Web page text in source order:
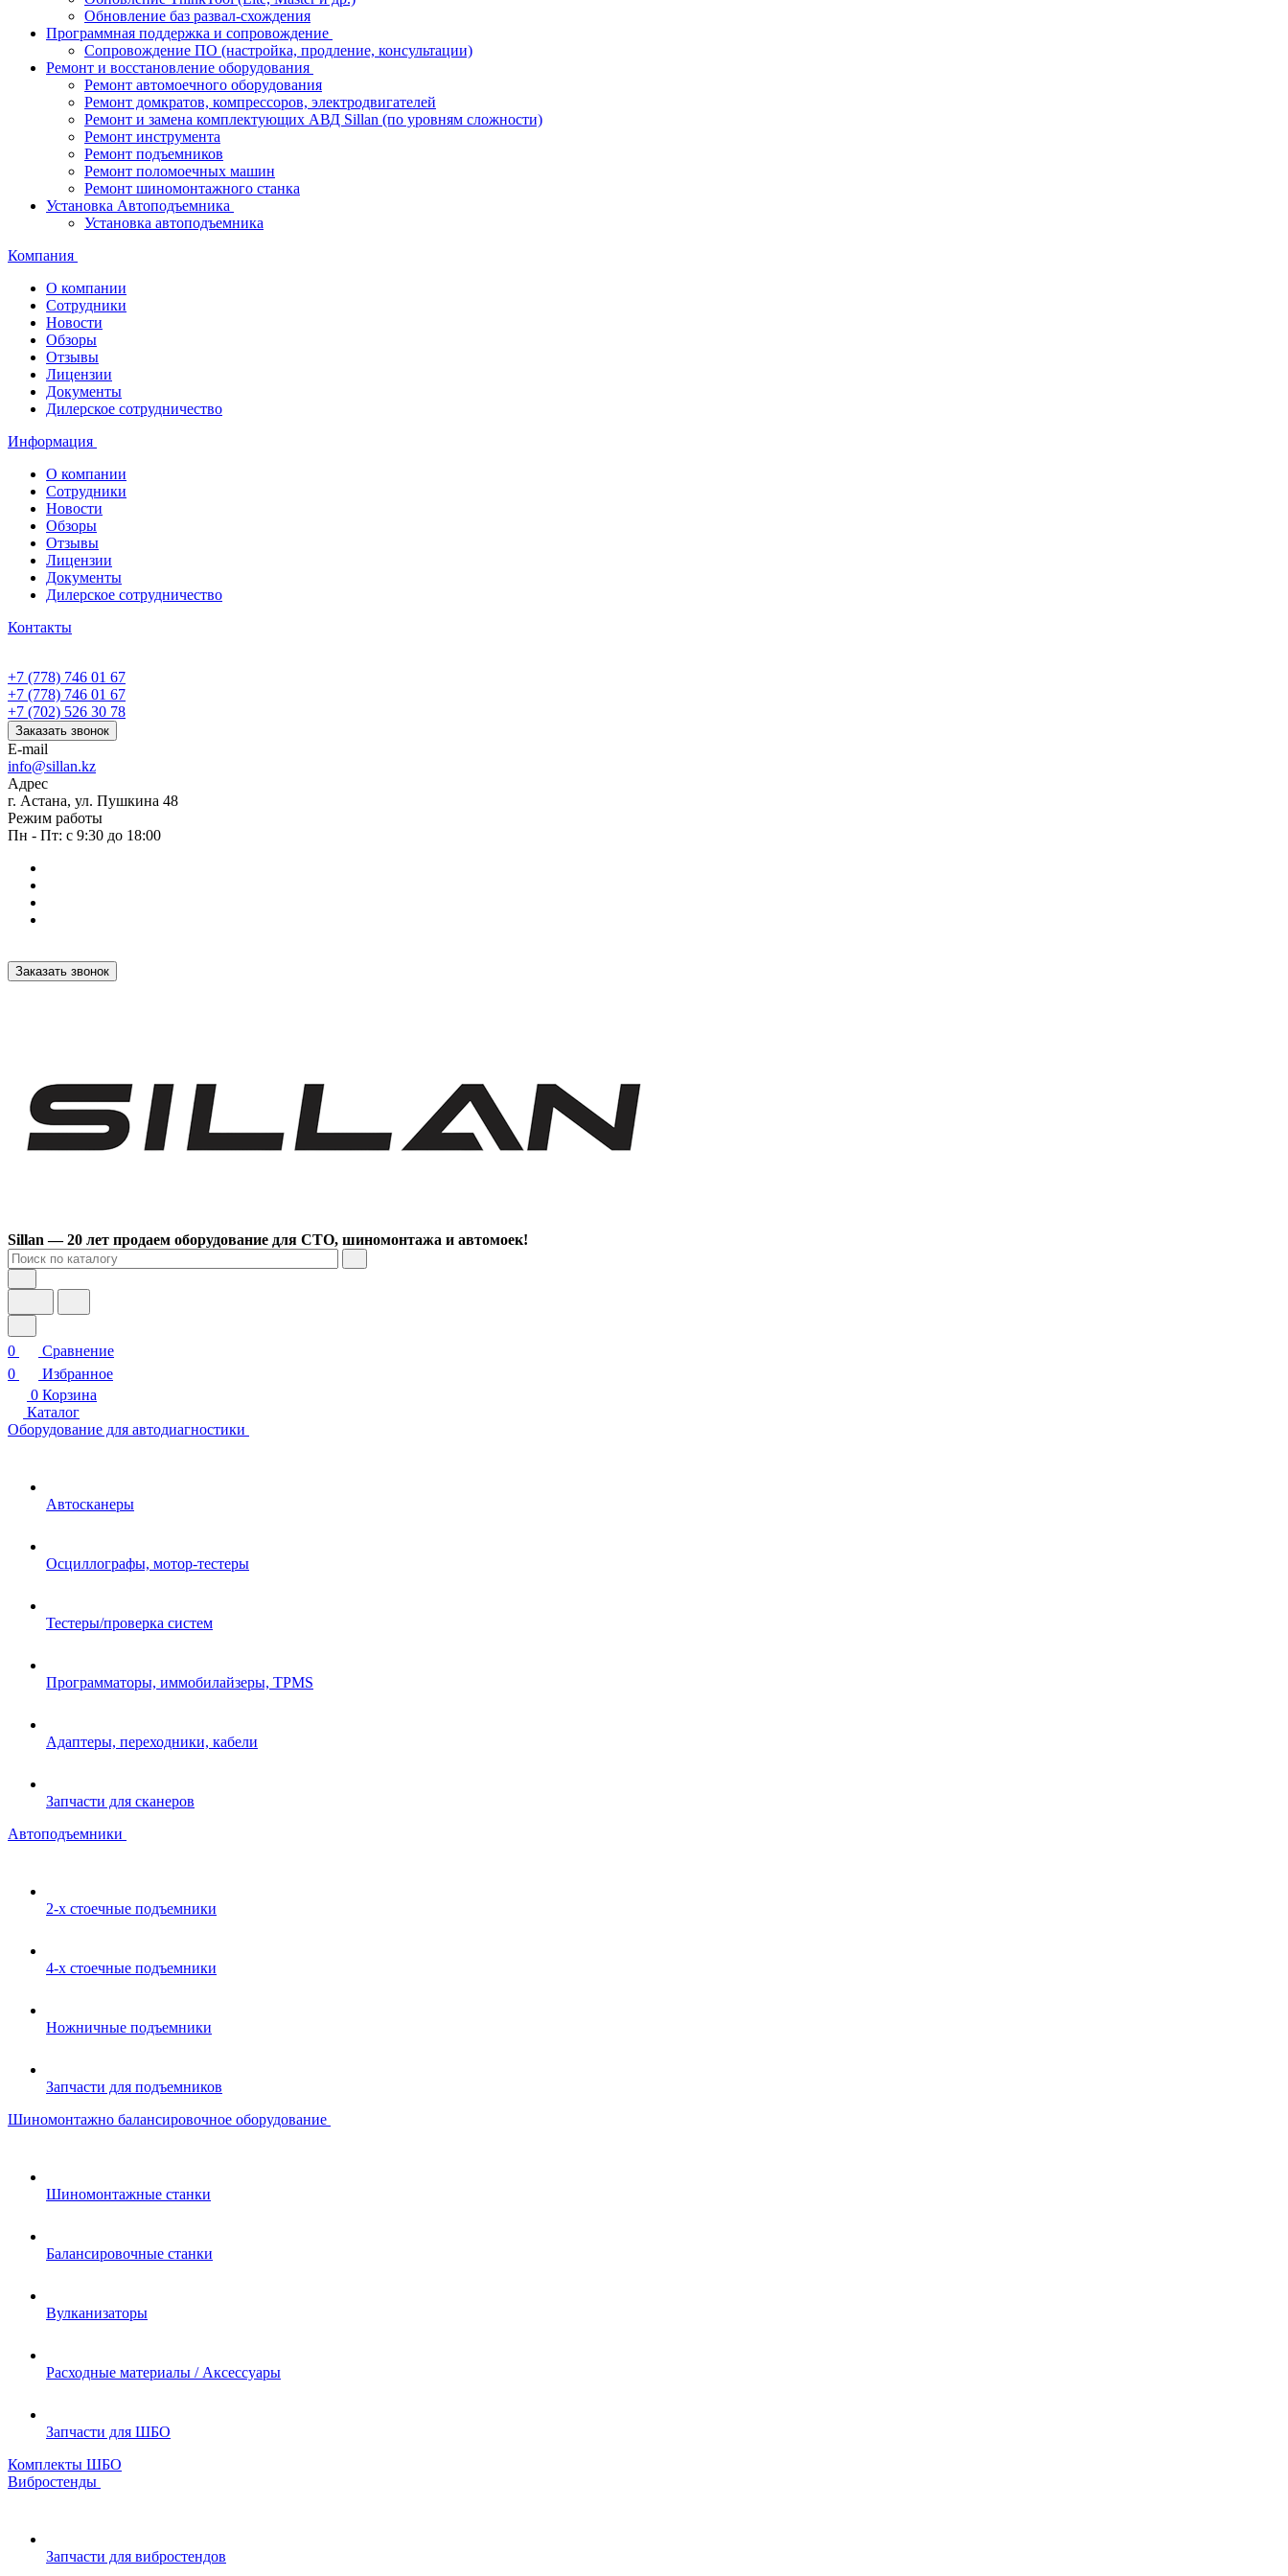
Обновление баз развал-схождения
Программная поддержка и сопровождение
Сопровождение ПО (настройка, продление, консультации)
Ремонт и восстановление оборудования
Ремонт автомоечного оборудования
Ремонт домкратов, компрессоров, электродвигателей
Ремонт и замена комплектующих АВД Sillan (по уровням сложности)
Ремонт инструмента
Ремонт подъемников
Ремонт поломоечных машин
Ремонт шиномонтажного станка
Установка Автоподъемника
Установка автоподъемника
Компания
О компании
Сотрудники
Новости
Обзоры
Отзывы
Лицензии
Документы
Дилерское сотрудничество
Информация
О компании
Сотрудники
Новости
Обзоры
Отзывы
Лицензии
Документы
Дилерское сотрудничество
Контакты
+7 (778) 746 01 67
+7 (778) 746 01 67
+7 (702) 526 30 78
Заказать звонок
E-mail
info@sillan.kz
Адрес
г. Астана, ул. Пушкина 48
Режим работы
Пн - Пт: с 9:30 до 18:00
Заказать звонок
Sillan — 20 лет продаем оборудование для СТО, шиномонтажа и автомоек!
0
Сравнение
0
Избранное
0 Корзина
Каталог
Оборудование для автодиагностики
Автосканеры
Осциллографы, мотор-тестеры
Тестеры/проверка систем
Программаторы, иммобилайзеры, TPMS
Адаптеры, переходники, кабели
Запчасти для сканеров
Автоподъемники
2-х стоечные подъемники
4-х стоечные подъемники
Ножничные подъемники
Запчасти для подъемников
Шиномонтажно балансировочное оборудование
Шиномонтажные станки
Балансировочные станки
Вулканизаторы
Расходные материалы / Аксессуары
Запчасти для ШБО
Комплекты ШБО
Вибростенды
Запчасти для вибростендов